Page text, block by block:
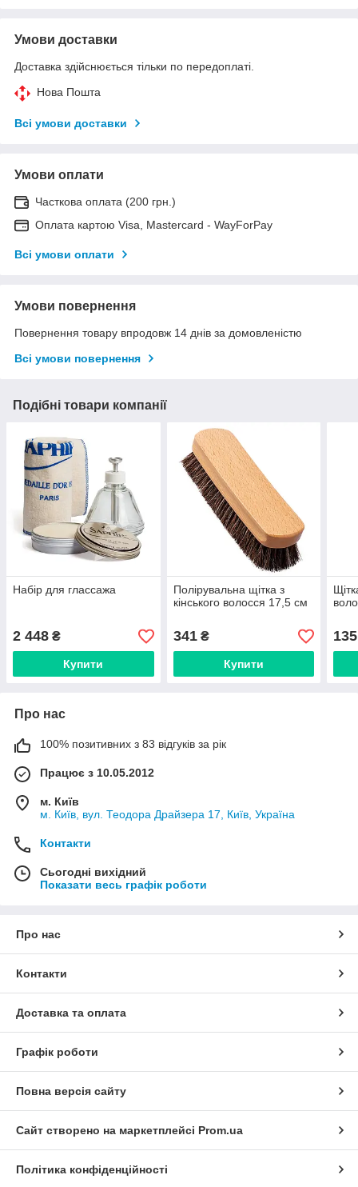
Умови доставки
Доставка здійснюється тільки по передоплаті.
Нова Пошта
Всі умови доставки
Умови оплати
Часткова оплата (200 грн.)
Оплата картою Visa, Mastercard - WayForPay
Всі умови оплати
Умови повернення
Повернення товару впродовж 14 днів за домовленістю
Всі умови повернення
Подібні товари компанії
Набір для глассажа
2 448 ₴
Купити
Полірувальна щітка з
кінського волосся 17,5 см
341₴
Купити
135
Про нас
100% позитивних з 83 відгуків за рік
Працює з 10.05.2012
м. Київ
м. Київ, вул. Теодора Драйзера 17, Київ, Україна
Контакти
Сьогодні вихідний
Показати весь графік роботи
Про нас
Контакти
Доставка та оплата
Графік роботи
Повна версія сайту
Сайт створено на маркетплейсі Prom.ua
Політика конфіденційності